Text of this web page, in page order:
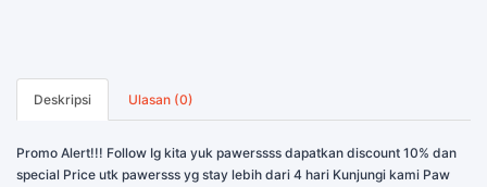
Deskripsi Ulasan (0)
Promo Alert!!! Follow Ig kita yuk pawerssss dapatkan discount 10% dan
special Price utk pawersss yg stay lebih dari 4 hari Kunjungi kami Paw